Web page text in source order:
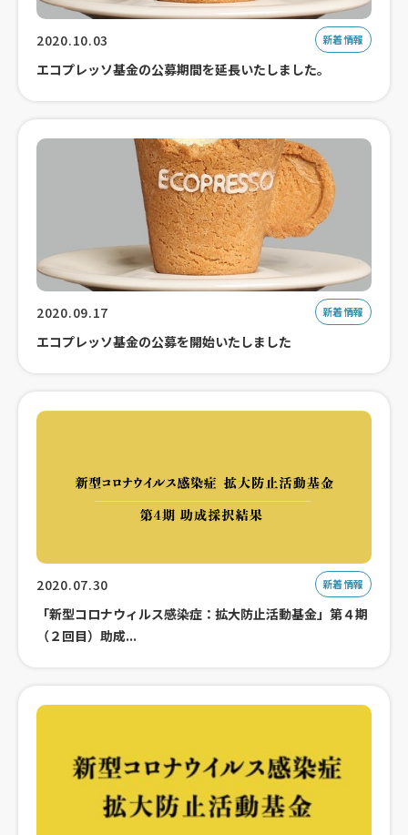
2020.10.03 新着情報
エコプレッソ基金の公募期間を延長いたしました。
2020.09.17 新着情報
エコプレッソ基金の公募を開始いたしました
2020.07.30 新着情報
「新型コロナウィルス感染症：拡大防止活動基金」第４期
（２回目）助成...